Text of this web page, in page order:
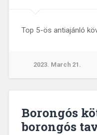
Top 5-ös antiajánló
2023. March 21.
Borongós
borongós